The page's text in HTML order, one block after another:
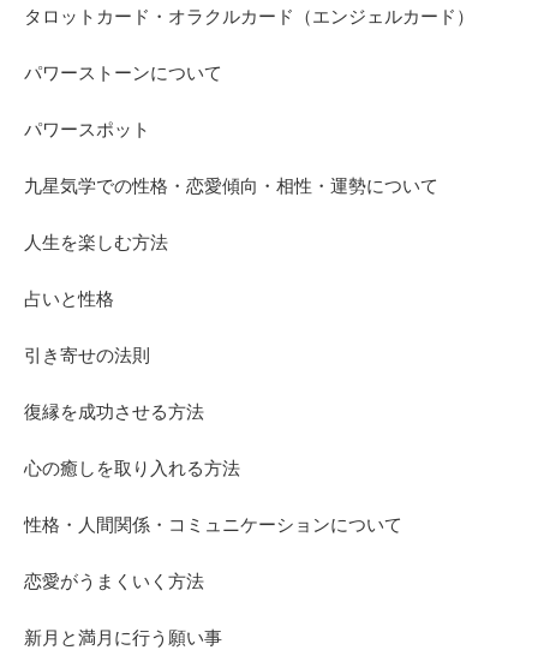
タロットカード・オラクルカード（エンジェルカード）
パワーストーンについて
パワースポット
九星気学での性格・恋愛傾向・相性・運勢について
人生を楽しむ方法
占いと性格
引き寄せの法則
復縁を成功させる方法
心の癒しを取り入れる方法
性格・人間関係・コミュニケーションについて
恋愛がうまくいく方法
新月と満月に行う願い事